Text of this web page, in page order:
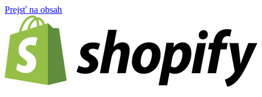
Prejsť na obsah